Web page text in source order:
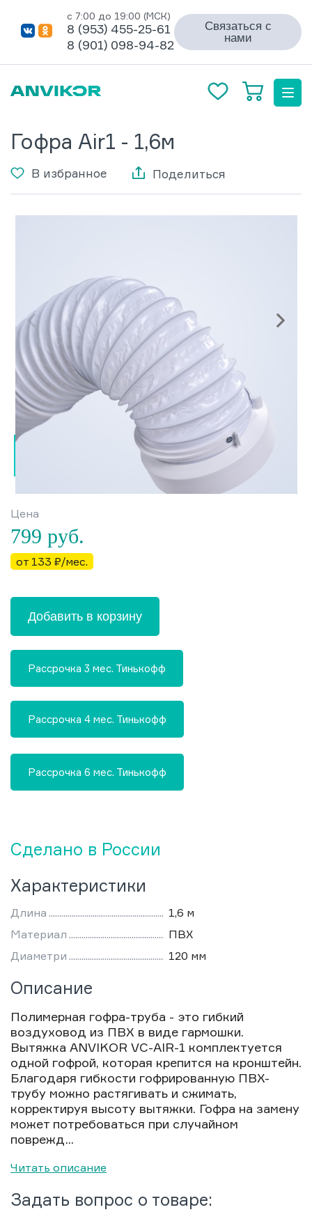
с 7:00 до 19:00 (МСК)
8 (953) 455-25-61
8 (901) 098-94-82
Связаться с
нами
Гофра Air1 - 1,6м
В избранное Поделиться
Сделано в России
Характеристики
Длина
1,6 м
Материал
ПВХ
Диаметри
120 мм
Описание
Полимерная гофра-труба - это гибкий
воздуховод из ПВХ в виде гармошки.
Вытяжка ANVIKOR VC-AIR-1 комплектуется
одной гофрой, которая крепится на кронштейн.
Благодаря гибкости гофрированную ПВХ-
трубу можно растягивать и сжимать,
корректируя высоту вытяжки. Гофра на замену
может потребоваться при случайном
поврежд...
Читать описание
Задать вопрос о товаре:
Цена
799 руб.
от 133 ₽/мес.
Добавить в корзину
Рассрочка 3 мес. Тинькофф
Рассрочка 4 мес. Тинькофф
Рассрочка 6 мес. Тинькофф